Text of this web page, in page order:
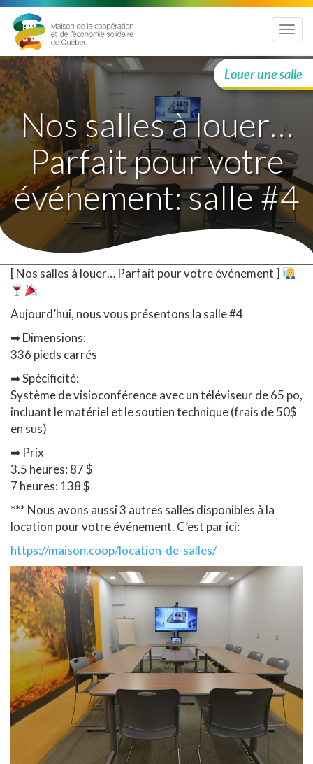
Menu
Louer une salle
Nos salles à louer…
Parfait pour votre
événement: salle #4
[ Nos salles à louer… Parfait pour votre événement ]
Aujourd’hui, nous vous présentons la salle #4
➡Dimensions:
336 pieds carrés
➡Spécificité:
Système de visioconférence avec un téléviseur de 65 po,
incluant le matériel et le soutien technique (frais de 50$
en sus)
➡ Prix
3.5 heures: 87 $
7 heures: 138 $
*** Nous avons aussi 3 autres salles disponibles à la
location pour votre événement. C’est par ici:
https://maison.coop/location-de-salles/